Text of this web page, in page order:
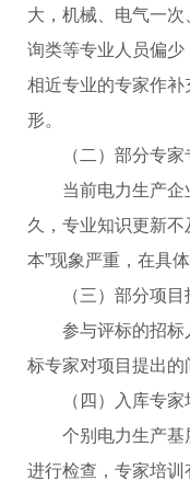
大，机械、电气一
询类等专业人员偏
相近专业的专家作
形。
（二）部分专
当前电力生产
久，专业知识更新
本”现象严重，在具
（三）部分项
参与评标的招
标专家对项目提出的
（四）入库专
个别电力生产
进行检查，专家培训